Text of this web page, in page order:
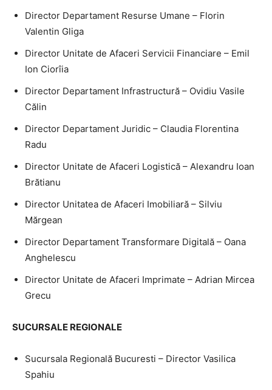
Director Departament Resurse Umane – Florin
Valentin Gliga
Director Unitate de Afaceri Servicii Financiare – Emil
Ion Ciorîia
Director Departament Infrastructură – Ovidiu Vasile
Călin
Director Departament Juridic – Claudia Florentina
Radu
Director Unitate de Afaceri Logistică – Alexandru Ioan
Brătianu
Director Unitatea de Afaceri Imobiliară – Silviu
Mărgean
Director Departament Transformare Digitală – Oana
Anghelescu
Director Unitate de Afaceri Imprimate – Adrian Mircea
Grecu
SUCURSALE REGIONALE
Sucursala Regională Bucuresti – Director Vasilica
Spahiu